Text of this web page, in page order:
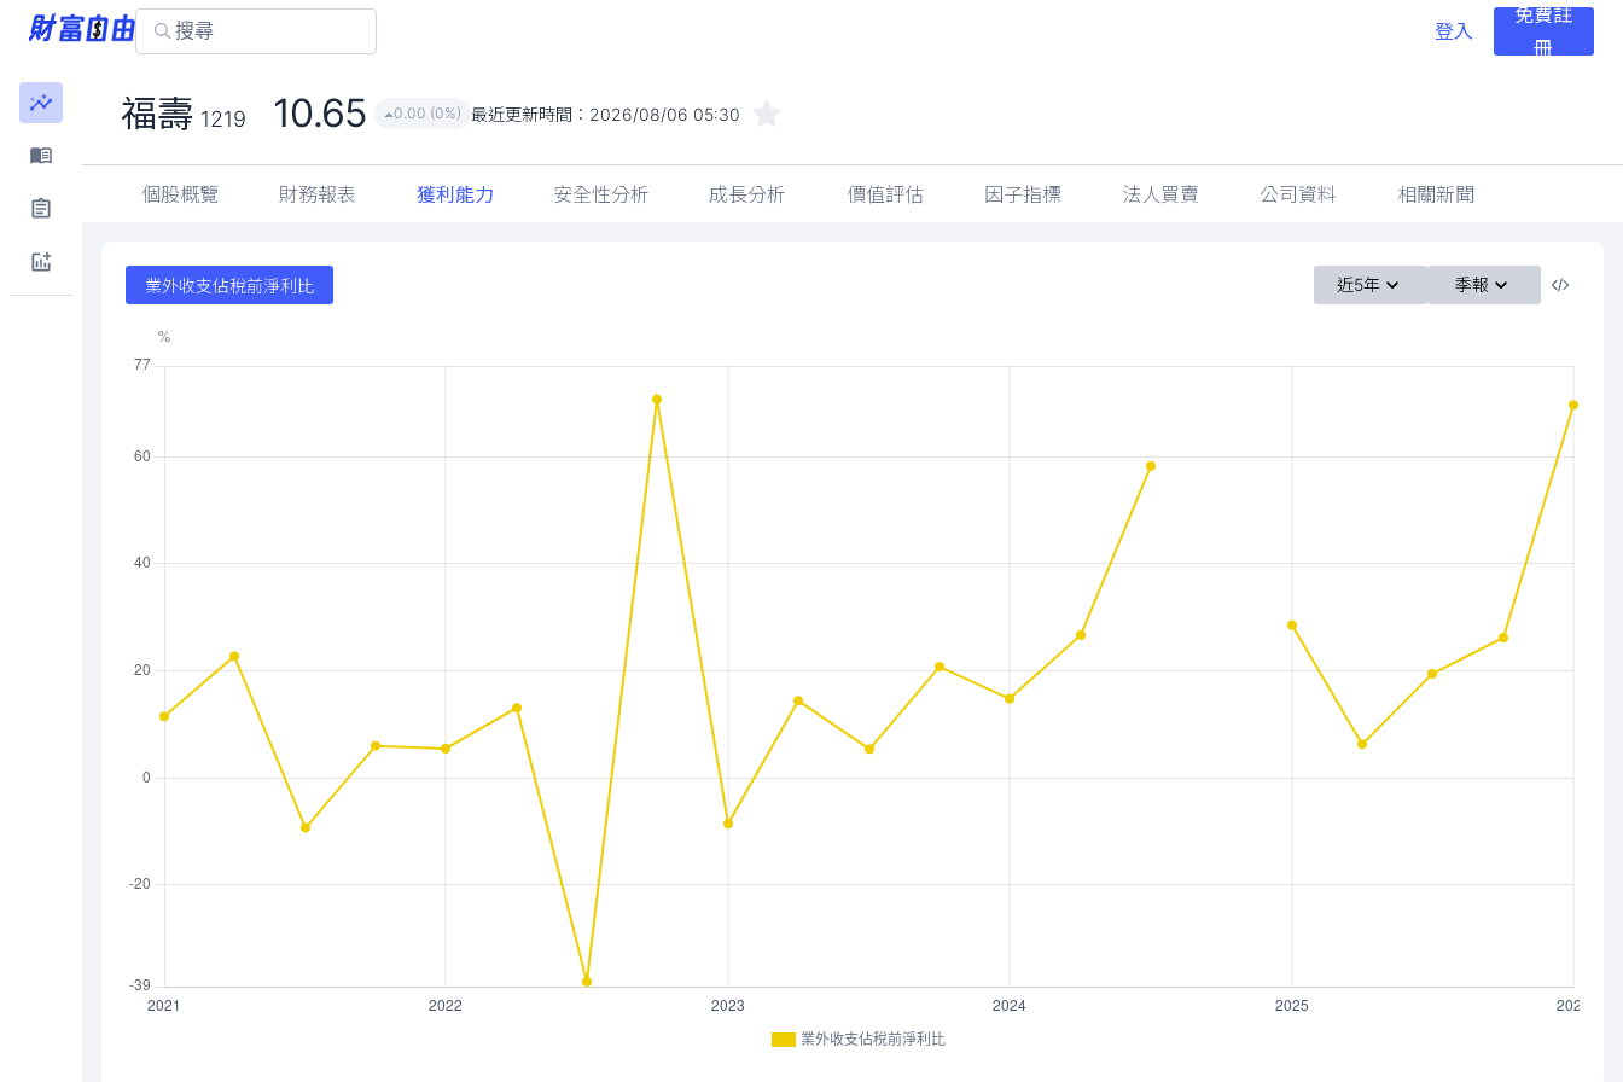
登入
免費註
冊
福壽 1219 10.65 0.00 (0%) 最近更新時間： 2026/08/06 05:30
個股概覽 財務報表 獲利能力 安全性分析 成長分析 價值評估 因子指標 法人買賣 公司資料 相關新聞
業外收支佔稅前淨利比 近5年 季報
業外收支佔稅前淨利比